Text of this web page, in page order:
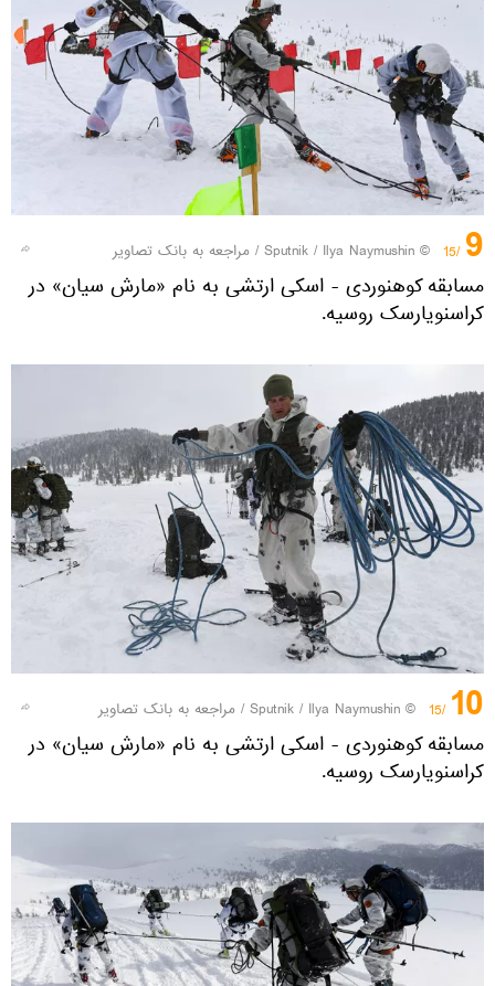
9
/15
© Sputnik / Ilya Naymushin
/ مراجعه به بانک تصاویر
مسابقه کوهنوردی - اسکی ارتشی به نام «مارش سیان» در
کراسنویارسک روسیه.
10
/15
© Sputnik / Ilya Naymushin
/ مراجعه به بانک تصاویر
مسابقه کوهنوردی - اسکی ارتشی به نام «مارش سیان» در
کراسنویارسک روسیه.